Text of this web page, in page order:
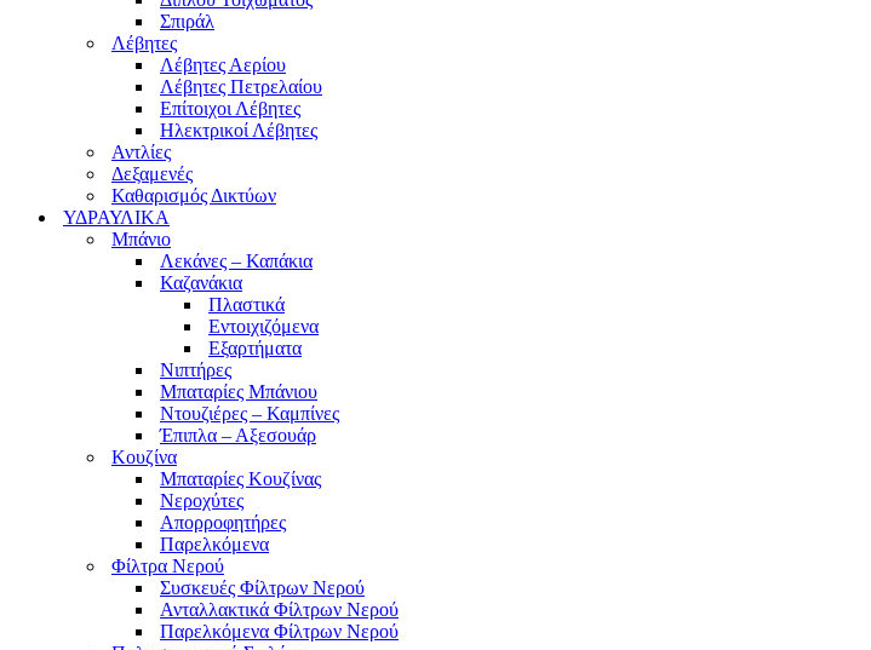
Σπιράλ
Λέβητες
Λέβητες Αερίου
Λέβητες Πετρελαίου
Επίτοιχοι Λέβητες
Ηλεκτρικοί Λέβητες
Αντλίες
Δεξαμενές
Καθαρισμός Δικτύων
ΥΔΡΑΥΛΙΚΑ
Μπάνιο
Λεκάνες – Καπάκια
Καζανάκια
Πλαστικά
Εντοιχιζόμενα
Εξαρτήματα
Νιπτήρες
Μπαταρίες Μπάνιου
Ντουζιέρες – Καμπίνες
Έπιπλα – Αξεσουάρ
Κουζίνα
Μπαταρίες Κουζίνας
Νεροχύτες
Απορροφητήρες
Παρελκόμενα
Φίλτρα Νερού
Συσκευές Φίλτρων Νερού
Ανταλλακτικά Φίλτρων Νερού
Παρελκόμενα Φίλτρων Νερού